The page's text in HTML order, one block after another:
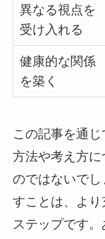
異なる視点を
受け入れる
健康的な関係
を築く
この記事を通
方法や考え方
のではないで
すことは、よ
ステップです